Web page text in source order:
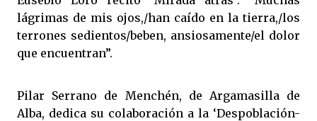
lágrimas de mis ojos,/han caído en la tierra,/los
terrones sedientos/beben, ansiosamente/el dolor
que encuentran”.
Pilar Serrano de Menchén, de Argamasilla de
Alba, dedica su colaboración a la ‘Despoblación-